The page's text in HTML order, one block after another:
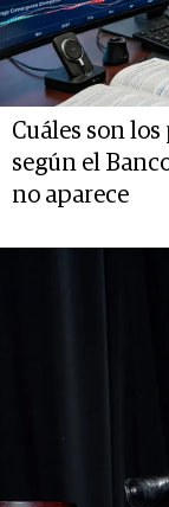
Cuáles son
según el
no aparece